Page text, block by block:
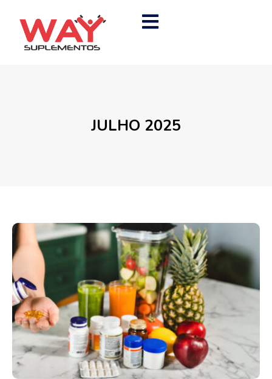
JULHO 2025